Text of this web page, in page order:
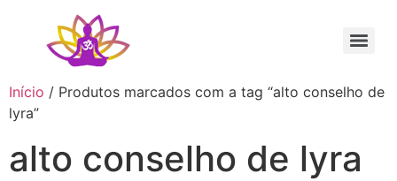
Início / Produtos marcados com a tag “alto conselho de
lyra”
alto conselho de lyra